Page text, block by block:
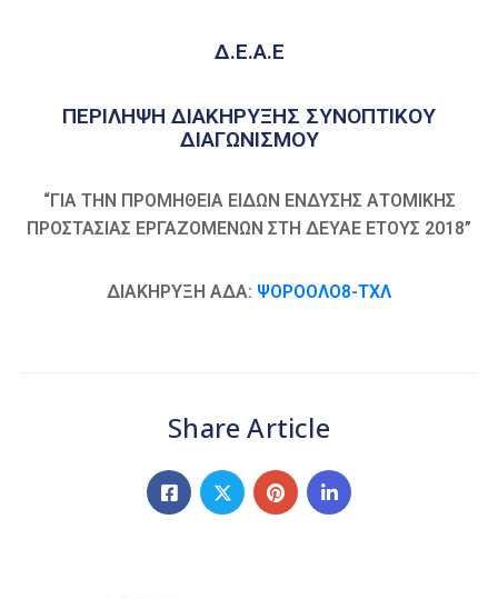
Δ.Ε.Α.Ε
ΠΕΡΙΛΗΨΗ ΔΙΑΚΗΡΥΞΗΣ ΣΥΝΟΠΤΙΚΟΥ
ΔΙΑΓΩΝΙΣΜΟΥ
“ΓΙΑ ΤΗΝ ΠΡΟΜΗΘΕΙΑ ΕΙΔΩΝ ΕΝΔΥΣΗΣ ΑΤΟΜΙΚΗΣ
ΠΡΟΣΤΑΣΙΑΣ ΕΡΓΑΖΟΜΕΝΩΝ ΣΤΗ ΔΕΥΑΕ ΕΤΟΥΣ 2018”
ΔΙΑΚΗΡΥΞΗ ΑΔΑ: ΨΟΡΟΟΛΟ8-ΤΧΛ
Share Article